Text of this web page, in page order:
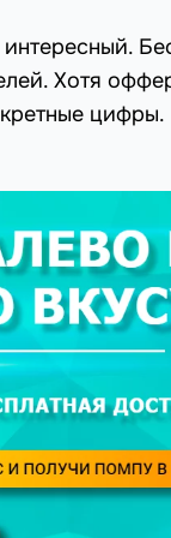
Хотя
цифры.